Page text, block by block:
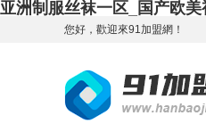
亚洲制服丝袜一区_国产欧
您好，歡迎來91加盟網！